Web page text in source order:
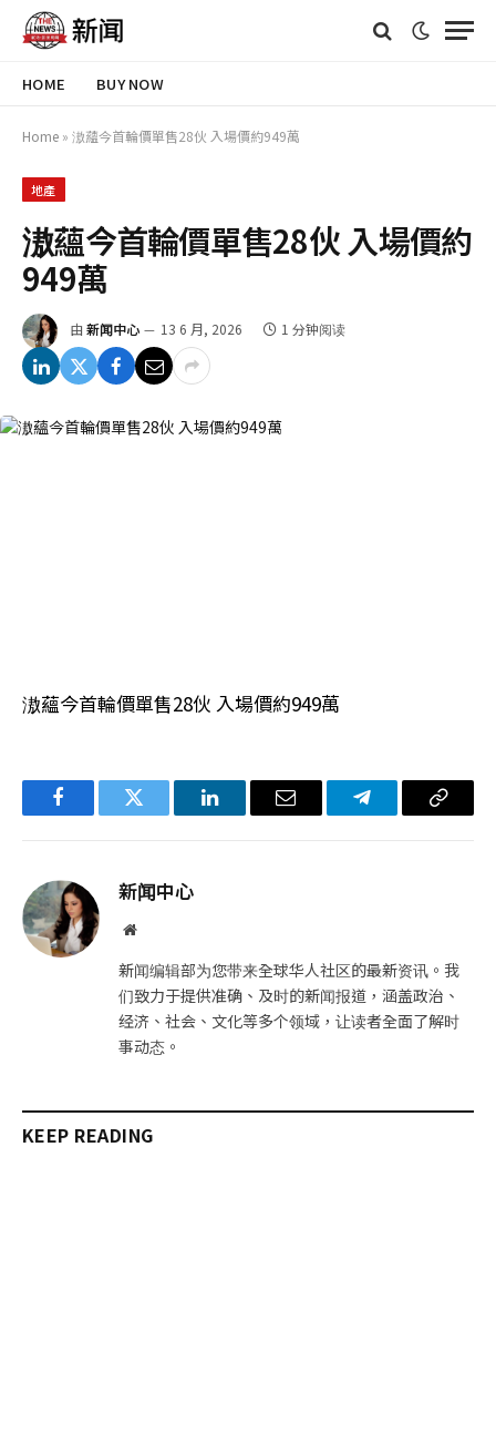
HOME BUY NOW
Home » 滶蘊今首輪價單售28伙 入場價約949萬
地產
滶蘊今首輪價單售28伙 入場價約
949萬
由 新闻中心 13 6 月, 2026 1 分钟阅读
滶蘊今首輪價單售28伙 入場價約949萬
FacebookTwitter LinkedIn电
Telegram复
新闻中心
网
新闻编辑部为您带来全球华人社区的最新资讯。我
们致力于提供准确、及时的新闻报道，涵盖政治、
经济、社会、文化等多个领域，让读者全面了解时
事动态。
KEEP READING